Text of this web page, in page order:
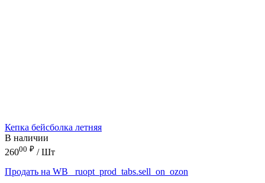
Кепка бейсболка летняя
В наличии
26000 ₽ / Шт
Продать на WB
_ruopt_prod_tabs.sell_on_ozon